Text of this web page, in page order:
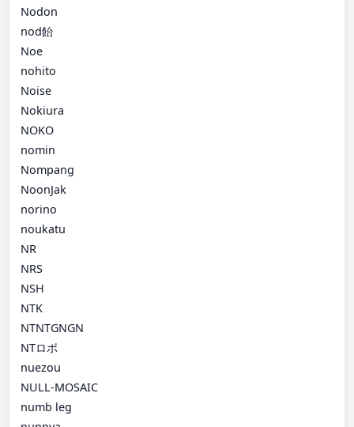
Nodon
nod飴
Noe
nohito
Noise
Nokiura
NOKO
nomin
Nompang
NoonJak
norino
noukatu
NR
NRS
NSH
NTK
NTNTGNGN
NTロボ
nuezou
NULL-MOSAIC
numb leg